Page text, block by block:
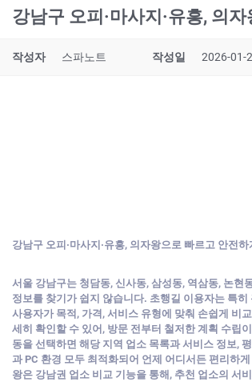
강남구 오피·마사지·유흥, 의
작성자 스파노트 작성일 2026-01-
강남구 오피·마사지·유흥, 의자왕으로 빠르고 안전하
서울 강남구는 청담동, 신사동, 삼성동, 역삼동, 논현
정보를 찾기가 쉽지 않습니다. 초행길 이용자는 특
사용자가 목적, 가격, 서비스 유형에 맞춰 손쉽게 비
세히 확인할 수 있어, 방문 전부터 철저한 계획 수립
동을 선택하면 해당 지역 업소 목록과 서비스 정보,
과 PC 환경 모두 최적화되어 언제 어디서든 편리하
왕은 강남권 업소 비교 기능을 통해, 추천 업소의 서